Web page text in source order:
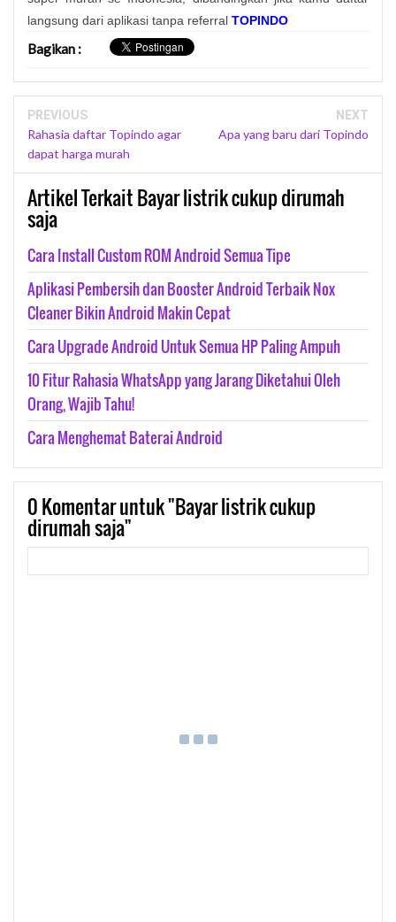
langsung dari aplikasi tanpa referral TOPINDO
Bagikan :
PREVIOUS
Rahasia daftar Topindo agar
dapat harga murah
NEXT
Apa yang baru dari Topindo
Artikel Terkait Bayar listrik cukup dirumah
saja
Cara Install Custom ROM Android Semua Tipe
Aplikasi Pembersih dan Booster Android Terbaik Nox
Cleaner Bikin Android Makin Cepat
Cara Upgrade Android Untuk Semua HP Paling Ampuh
10 Fitur Rahasia WhatsApp yang Jarang Diketahui Oleh
Orang, Wajib Tahu!
Cara Menghemat Baterai Android
0Komentar untuk "Bayar listrik cukup
dirumah saja"